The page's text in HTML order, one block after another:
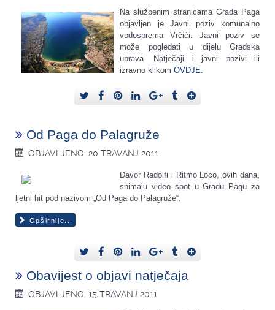
Na službenim stranicama Grada Paga
objavljen je Javni poziv komunalno
vodosprema Vrčići. Javni poziv se
može pogledati u dijelu Gradska
uprava- Natječaji i javni pozivi ili
izravno klikom OVDJE.
Od Paga do Palagruže
OBJAVLJENO: 20 TRAVANJ 2011
Davor Radolfi i Ritmo Loco, ovih dana,
snimaju video spot u Gradu Pagu za
ljetni hit pod nazivom „Od Paga do Palagruže“.
Opširnije...
Obavijest o objavi natječaja
OBJAVLJENO: 15 TRAVANJ 2011